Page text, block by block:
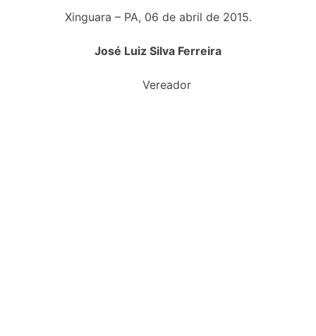
Xinguara – PA, 06 de abril de 2015.
José Luiz Silva Ferreira
Vereador